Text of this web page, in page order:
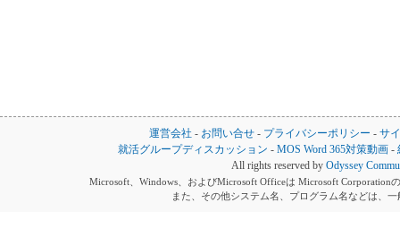
運営会社 - お問い合せ - プライバシーポリシー - サ
就活グループディスカッション -MOS Word 365対策動画 -
All rights reserved by Odyssey
Microsoft、Windows、およびMicrosoft Officeは Microsoft Corporation
また、その他システム名、プログラム名などは、